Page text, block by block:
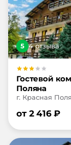
5 4отзыва
Гостевой
Поляна
г. Красная
от 2 416₽